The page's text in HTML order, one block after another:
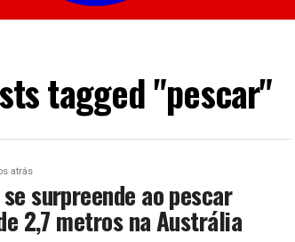
tagged "pescar"
atrás
surpreende ao pescar
2,7 metros na Austrália